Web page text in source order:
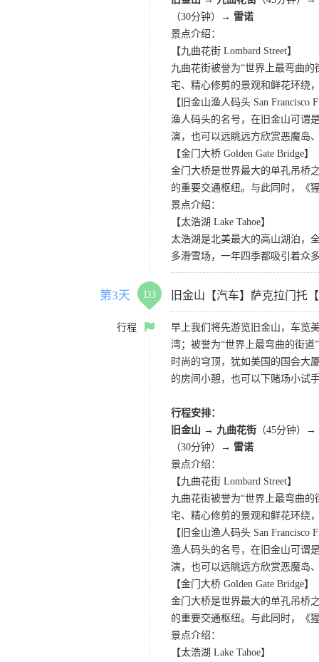
（30分钟）→ 雷诺
景点介绍：
【九曲花街 Lombard Street】
九曲花街被誉为“世界上最弯曲
宅、精心修剪的景观和鲜花环绕
【旧金山渔人码头 San Francisco
渔人码头的名号，在旧金山可谓
演，也可以远眺远方欣赏恶魔岛
【金门大桥 Golden Gate Bridge】
金门大桥是世界最大的单孔吊桥
的重要交通枢纽。与此同时，《
景点介绍：
【太浩湖 Lake Tahoe】
太浩湖是北美最大的高山湖泊，
多滑雪场，一年四季都吸引着众
第3天 D3 旧金山【汽车】萨克拉门托
行程
早上我们将先游览旧金山，车览
湾；被誉为“世界上最弯曲的街
时尚的穹顶，犹如美国的国会大
的房间小憩，也可以下赌场小试
行程安排：
旧金山 → 九曲花街 （45分钟）→
（30分钟）→ 雷诺
景点介绍：
【九曲花街 Lombard Street】
九曲花街被誉为“世界上最弯曲
宅、精心修剪的景观和鲜花环绕
【旧金山渔人码头 San Francisco
渔人码头的名号，在旧金山可谓
演，也可以远眺远方欣赏恶魔岛
【金门大桥 Golden Gate Bridge】
金门大桥是世界最大的单孔吊桥
的重要交通枢纽。与此同时，《
景点介绍：
【太浩湖 Lake Tahoe】